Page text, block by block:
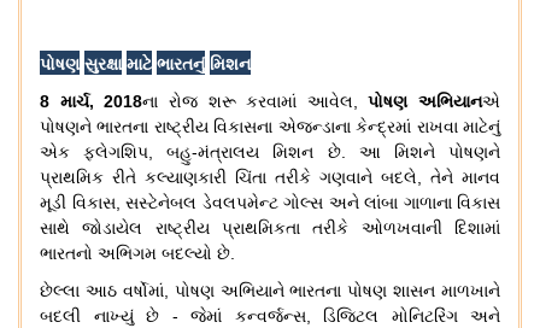
પોષણ સુરક્ષા માટે ભારતનું મિશન
8 માર્ચ, 2018ના રોજ શરૂ કરવામાં આવેલ,પોષણ અભિયાનએ
પોષણને ભારતના રાષ્ટ્રીય વિકાસના એજન્ડાના કેન્દ્રમાં રાખવા માટેનું
એક
ફ્લેગશિપ,બહુ-મંત્રાલય મિશન છે. આ મિશને
પોષણને
પ્રાથમિક રીતે કલ્યાણકારી ચિંતા તરીકે ગણવાને બદલે, તેને માનવ
મૂડી વિકાસ, સસ્ટેનેબલ ડેવલપમેન્ટ ગોલ્સ અને લાંબા ગાળાના વિકાસ
સાથે
જોડાયેલ રાષ્ટ્રીય પ્રાથમિકતા તરીકે ઓળખવાની
દિશામાં
ભારતનો અભિગમ બદલ્યો છે.
છેલ્લા આઠ વર્ષોમાં, પોષણ અભિયાને ભારતના પોષણ શાસન માળખાને
બદલી
નાખ્યું છે - જેમાં કન્વર્જન્સ, ડિજિટલ મોનિટરિંગ
અને